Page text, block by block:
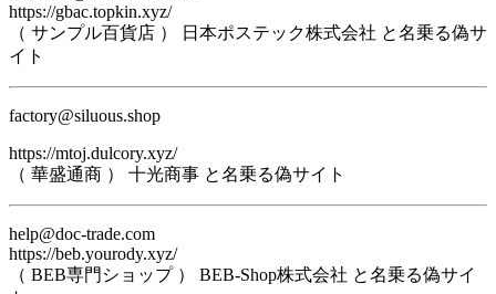
https://gbac.topkin.xyz/
（ サンプル百貨店 ） 日本ポステック株式会社 と名乗る偽サ
イト
factory@siluous.shop
https://mtoj.dulcory.xyz/
（ 華盛通商 ） 十光商事 と名乗る偽サイト
help@doc-trade.com
https://beb.yourody.xyz/
（ BEB専門ショップ ） BEB-Shop株式会社 と名乗る偽サイ